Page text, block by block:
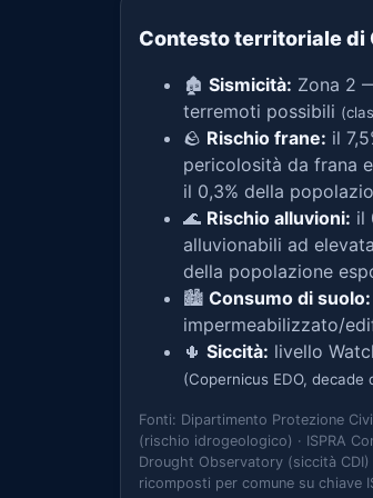
Contesto territoriale di
🏚️ Sismicità: Zona 2
terremoti possibili
🪨 Rischio frane: il
pericolosità da frana
il 0,3% della
🌊 Rischio alluvioni: il
alluvionabili ad
della popolazione
🏙️ Consumo di suolo:
impermeabilizzato/
🌵 Siccità: livello
(Copernicus EDO, decade
Fonti: Dipartimento Protezione
(rischio idrogeologico) · ISPRA
Drought Observatory (siccità
ricomposti per comune su chiave